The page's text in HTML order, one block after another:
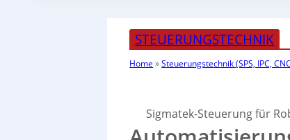
STEUERUNGSTECHNIK
Home »Steuerungstechnik (SPS, IPC,
Sigmatek-Steuerung für